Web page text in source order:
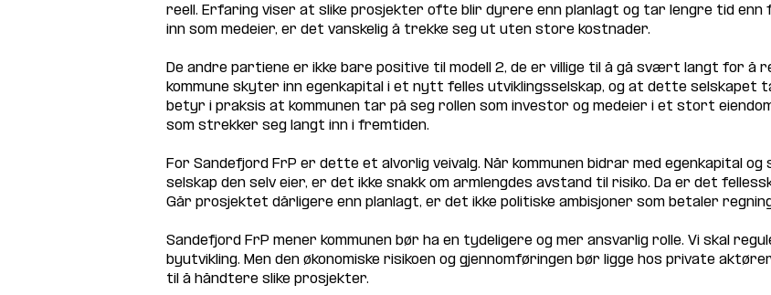
reell. Erfaring viser at slike prosjekter ofte blir dyrere enn planlagt og tar lengre tid
inn som medeier, er det vanskelig å trekke seg ut uten store kostnader.
De andre partiene er ikke bare positive til modell 2, de er villige til å gå svært langt for å
kommune skyter inn egenkapital i et nytt felles utviklingsselskap, og at dette selskapet
betyr i praksis at kommunen tar på seg rollen som investor og medeier i et stort
som strekker seg langt inn i fremtiden.
For Sandefjord FrP er dette et alvorlig veivalg. Når kommunen bidrar med egenkapital
selskap den selv eier, er det ikke snakk om armlengdes avstand til risiko. Da er det
Går prosjektet dårligere enn planlagt, er det ikke politiske ambisjoner som betaler
Sandefjord FrP mener kommunen bør ha en tydeligere og mer ansvarlig rolle. Vi skal
byutvikling. Men den økonomiske risikoen og gjennomføringen bør ligge hos private
til å håndtere slike prosjekter.